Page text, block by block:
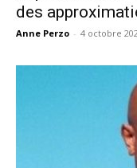
des
Anne Perzo - 4 octobre